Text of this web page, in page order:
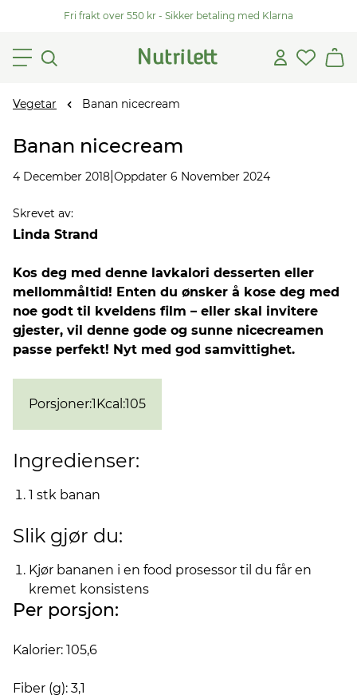
Fri frakt over 550 kr - Sikker betaling med Klarna
Vegetar Banan nicecream
Banan nicecream
4 December 2018 Oppdater 6 November 2024
Skrevet av:
Linda Strand
Kos deg med denne lavkalori desserten eller
mellommåltid! Enten du ønsker å kose deg med
noe godt til kveldens film – eller skal invitere
gjester, vil denne gode og sunne nicecreamen
passe perfekt! Nyt med god samvittighet.
Porsjoner:1Kcal :105
Ingredienser:
1 stk banan
Slik gjør du:
Kjør bananen i en food prosessor til du får en
kremet konsistens
Per porsjon:
Kalorier: 105,6
Fiber (g): 3,1